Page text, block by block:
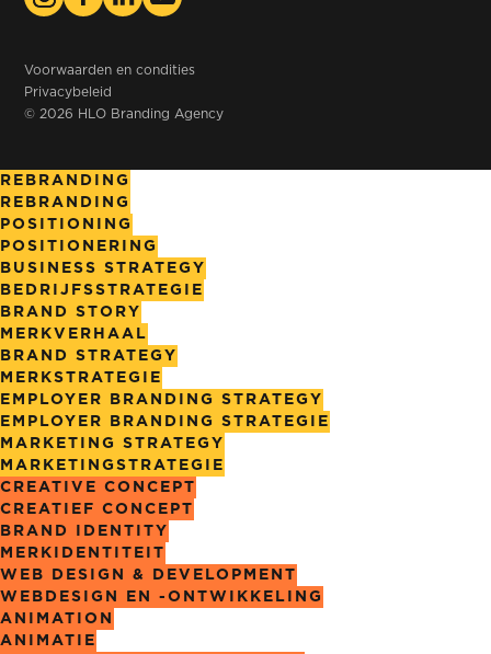
© 2026 HLO Branding Agency
Voorwaarden en condities
Privacybeleid
REBRANDING
REBRANDING
POSITIONING
POSITIONERING
BUSINESS STRATEGY
BEDRIJFSSTRATEGIE
BRAND STORY
MERKVERHAAL
BRAND STRATEGY
MERKSTRATEGIE
EMPLOYER BRANDING STRATEGY
EMPLOYER BRANDING STRATEGIE
MARKETING STRATEGY
MARKETING­STRATEGIE
CREATIVE CONCEPT
CREATIEF CONCEPT
BRAND IDENTITY
MERKIDENTITEIT
WEB DESIGN & DEVELOPMENT
WEBDESIGN EN -ONTWIKKELING
ANIMATION
ANIMATIE